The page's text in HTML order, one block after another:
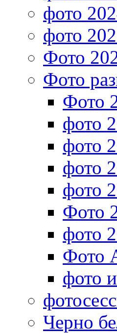
фото
фото
Фото
Фото
Фото
фото
фото
фото
фото
Фото
фото
Фото
фото
Черно